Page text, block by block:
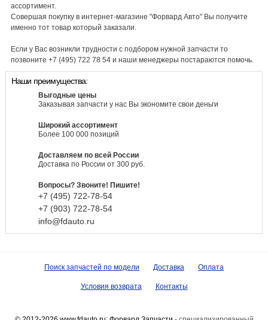
ассортимент.
Совершая покупку в интернет-магазине "Форвард Авто" Вы получите
именно тот товар который заказали.
Если у Вас возникли трудности с подбором нужной запчасти то
позвоните +7 (495) 722 78 54 и наши менеджеры постараются помочь.
Наши преимущества:
Выгодные цены
Заказывая запчасти у нас Вы экономите свои деньги
Широкий ассортимент
Более 100 000 позиций
Доставляем по всей России
Доставка по России от 300 руб.
Вопросы? Звоните! Пишите!
+7 (495) 722-78-54
+7 (903) 722-78-54
info@fdauto.ru
Поиск запчастей по модели Доставка Оплата
Условия возврата Контакты